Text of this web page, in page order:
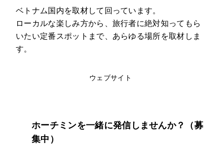
ベトナム国内を取材して回っています。
ローカルな楽しみ方から、旅行者に絶対知ってもら
いたい定番スポットまで、あらゆる場所を取材しま
す。
ウェブサイト
ホーチミンを一緒に発信しませんか？（募
集中）